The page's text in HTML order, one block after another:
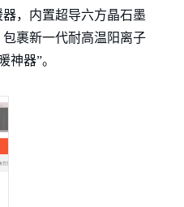
，内置超导六方晶石墨
裹新一代耐高温阳离子
器”。